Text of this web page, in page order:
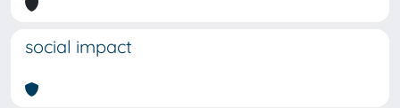
social impact